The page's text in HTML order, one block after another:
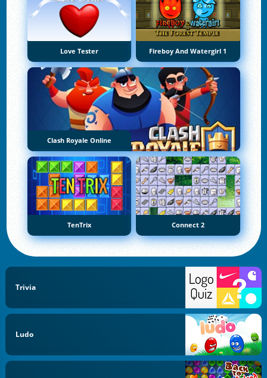
Love Tester Fireboy And Watergirl 1
Clash Royale Online
TenTrix Connect 2
Trivia
Ludo